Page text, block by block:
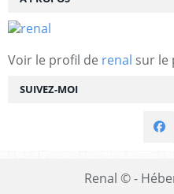
SUIVEZ-MOI
Voir le profil de renal sur le
Renal © -